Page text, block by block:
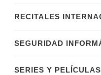
RECITALES
SEGURIDAD
SERIES Y PELÍCULAS